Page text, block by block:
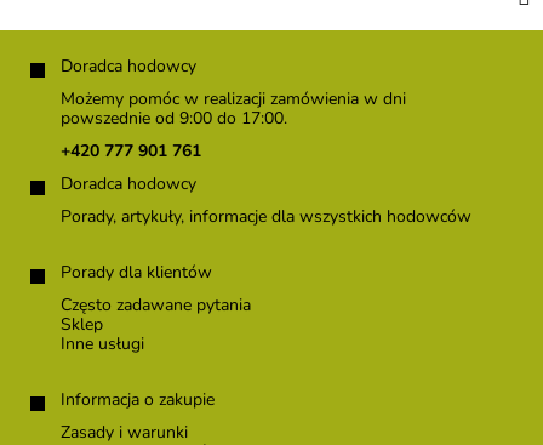
S
Doradca hodowcy
Możemy pomóc w realizacji zamówienia w dni
powszednie od 9:00 do 17:00.
+420 777 901 761
Doradca hodowcy
Porady, artykuły, informacje dla wszystkich hodowców
Porady dla klientów
Często zadawane pytania
Sklep
Inne usługi
Informacja o zakupie
Zasady i warunki